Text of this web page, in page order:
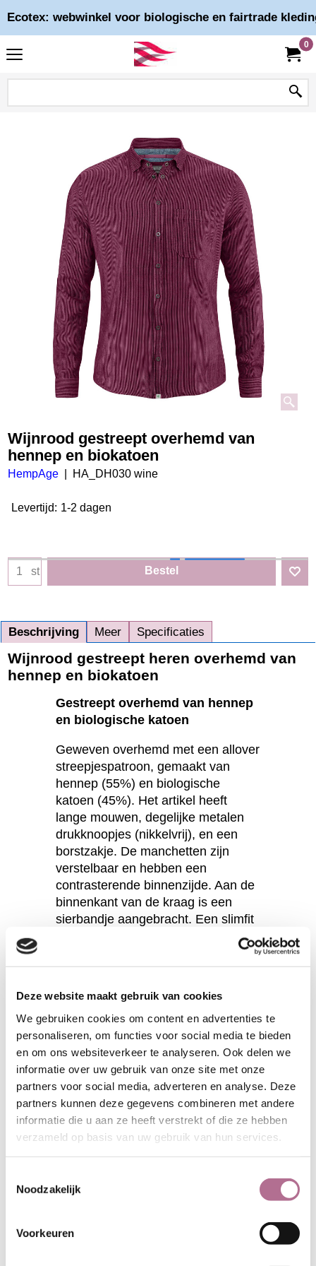
Deze website maakt gebruik van cookies
We gebruiken cookies om content en advertenties te
personaliseren, om functies voor social media te bieden
en om ons websiteverkeer te analyseren. Ook delen we
informatie over uw gebruik van onze site met onze
partners voor social media, adverteren en analyse. Deze
partners kunnen deze gegevens combineren met andere
informatie die u aan ze heeft verstrekt of die ze hebben
verzameld op basis van uw gebruik van hun services.
Noodzakelijk
Voorkeuren
Ecotex: webwinkel voor biologische en fairtrade
0
Wijnrood gestreept overhemd van
hennep en biokatoen
HempAge HA_DH030 wine
Levertijd: 1-2 dagen
st Bestel
Beschrijving Meer Specificaties
Wijnrood gestreept heren overhemd van
hennep en biokatoen
Gestreept overhemd van hennep
en biologische katoen
Geweven overhemd met een allover
streepjespatroon, gemaakt van
hennep (55%) en biologische
katoen (45%). Het artikel heeft
lange mouwen, degelijke metalen
drukknoopjes (nikkelvrij), en een
borstzakje. De manchetten zijn
verstelbaar en hebben een
contrasterende binnenzijde. Aan de
binnenkant van de kraag is een
sierbandje aangebracht. Een slimfit
doek waarvan het hemd is gemaakt
modisch
geweven
borstzakje
Kijk hier voor maatinformatie
of klik
op het tabblad 'Meer' voor info over
de verzorging van hennep kleding.
Enkele voordelen van
• Hennep voelt prettig aan en kan